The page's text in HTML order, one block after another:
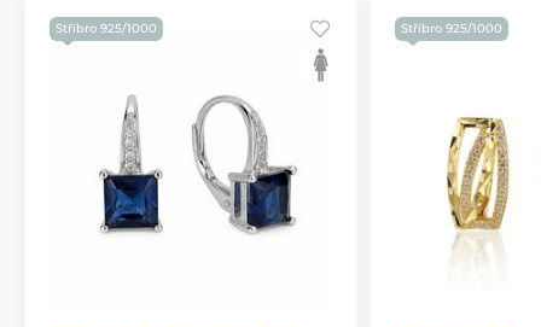
Stříbro 925/1000 Stříbro 925/1000